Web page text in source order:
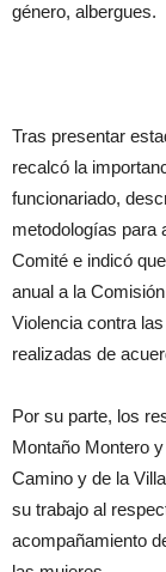
género, albergues.
Tras presentar
recalcó la
funcionariado,
metodologías para
Comité e indicó
anual a la
Violencia contra
realizadas de
Por su parte, los
Montaño Montero
Camino y de la
su trabajo al
acompañamiento